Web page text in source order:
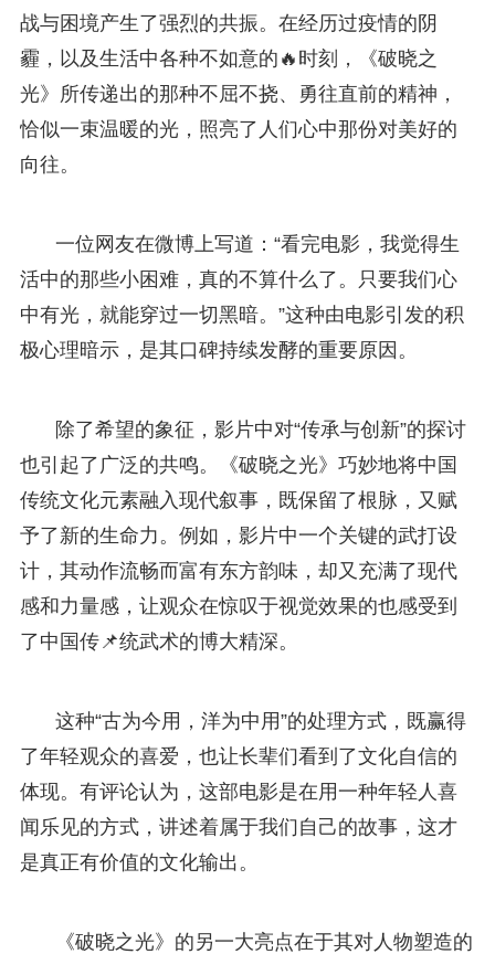
战与困境产生了强烈的共振。在经历过疫情的阴
霾，以及生活中各种不如意的🔥时刻，《破晓之
光》所传递出的那种不屈不挠、勇往直前的精神，
恰似一束温暖的光，照亮了人们心中那份对美好的
向往。
一位网友在微博上写道：“看完电影，我觉得生
活中的那些小困难，真的不算什么了。只要我们心
中有光，就能穿过一切黑暗。”这种由电影引发的积
极心理暗示，是其口碑持续发酵的重要原因。
除了希望的象征，影片中对“传承与创新”的探讨
也引起了广泛的共鸣。《破晓之光》巧妙地将中国
传统文化元素融入现代叙事，既保留了根脉，又赋
予了新的生命力。例如，影片中一个关键的武打设
计，其动作流畅而富有东方韵味，却又充满了现代
感和力量感，让观众在惊叹于视觉效果的也感受到
了中国传📌统武术的博大精深。
这种“古为今用，洋为中用”的处理方式，既赢得
了年轻观众的喜爱，也让长辈们看到了文化自信的
体现。有评论认为，这部电影是在用一种年轻人喜
闻乐见的方式，讲述着属于我们自己的故事，这才
是真正有价值的文化输出。
《破晓之光》的另一大亮点在于其对人物塑造的